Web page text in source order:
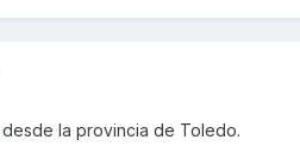
la provincia de Toledo.